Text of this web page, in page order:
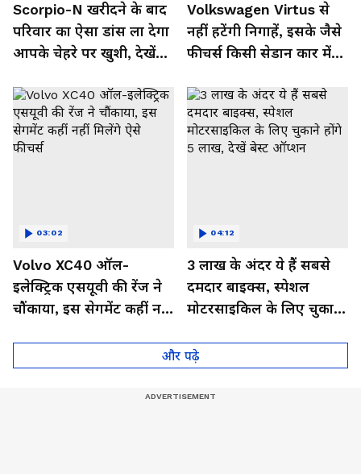
Scorpio-N खरीदने के बाद
परिवार का ऐसा डांस ला देगा
आपके चेहरे पर खुशी, देखें
Volkswagen Virtus से
नहीं हटेंगी निगाहें, इसके जैसे
फीचर्स किसी सेडान कार में
Volvo XC40 ऑल-
इलेक्ट्रिक एसयूवी की रेंज ने
चौंकाया, इस सेगमेंट कहीं नहीं
03:02
3 लाख के अंदर ये हैं सबसे
दमदार बाइक्स, स्पेशल
मोटरसाइकिल के लिए चुकाने
ऑप्शन
04:12
और पढ़े